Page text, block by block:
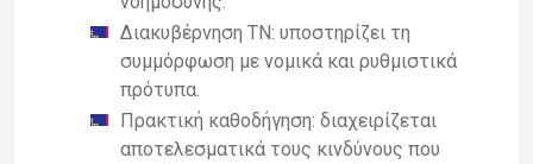
Διακυβέρνηση TN: υποστηρίζει τη
συμμόρφωση με νομικά και ρυθμιστικά
πρότυπα.
Πρακτική καθοδήγηση: διαχειρίζεται
αποτελεσματικά τους κινδύνους που